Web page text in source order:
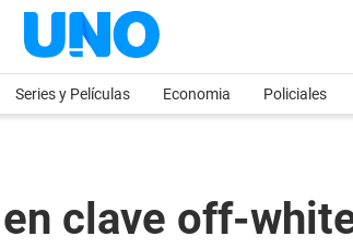
Series y Películas Economia Policiales
clave off-